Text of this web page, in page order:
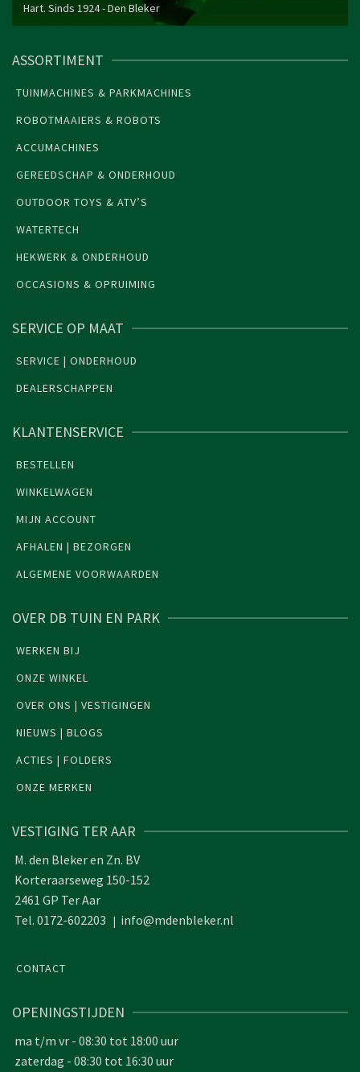
Hart. Sinds 1924 -Den Bleker
ASSORTIMENT
TUINMACHINES & PARKMACHINES
ROBOTMAAIERS & ROBOTS
ACCUMACHINES
GEREEDSCHAP & ONDERHOUD
OUTDOOR TOYS & ATV’S
WATERTECH
HEKWERK & ONDERHOUD
OCCASIONS & OPRUIMING
SERVICE OP MAAT
SERVICE | ONDERHOUD
DEALERSCHAPPEN
KLANTENSERVICE
BESTELLEN
WINKELWAGEN
MIJN ACCOUNT
AFHALEN | BEZORGEN
ALGEMENE VOORWAARDEN
OVER DB TUIN EN PARK
WERKEN BIJ
ONZE WINKEL
OVER ONS | VESTIGINGEN
NIEUWS | BLOGS
ACTIES | FOLDERS
ONZE MERKEN
VESTIGING TER AAR
M. den Bleker en Zn. BV
Korteraarseweg 150-152
2461 GP Ter Aar
Tel. 0172-602203 | info@mdenbleker.nl
CONTACT
OPENINGSTIJDEN
ma t/m vr - 08:30 tot 18:00 uur
zaterdag - 08:30 tot 16:30 uur